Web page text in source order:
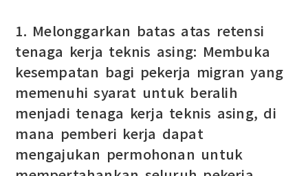
1. Melonggarkan batas atas retensi
tenaga kerja teknis asing: Membuka
kesempatan bagi pekerja migran yang
memenuhi syarat untuk beralih
menjadi tenaga kerja teknis asing, di
mana pemberi kerja dapat
mengajukan permohonan untuk